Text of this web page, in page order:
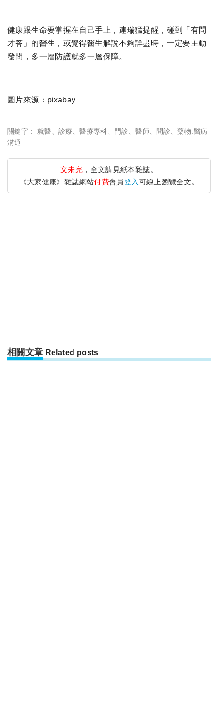
健康跟生命要掌握在自己手上，連瑞猛提醒，碰到「有問
才答」的醫生，或覺得醫生解說不夠詳盡時，一定要主動
發問，多一層防護就多一層保障。
圖片來源：pixabay
關鍵字： 就醫、 診療 、醫療專科、 門診 、醫師、 問診、藥物.醫病
溝通
文未完 ，全文請見紙本雜誌。
《大家健康》雜誌網站付費會員登入可線上瀏覽全文。
相關文章 Related posts